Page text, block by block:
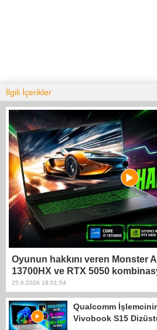
İlgili İçerikler
Oyunun hakkını veren Monster
13700HX ve RTX 5050
25.6.2026 18:01:54
Qualcomm
Vivobook S15